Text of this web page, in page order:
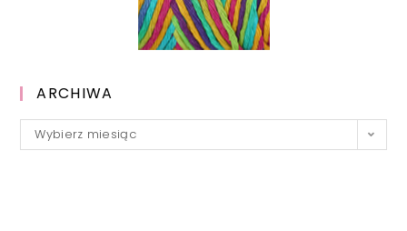
ARCHIWA
Archiwa
Wybierz miesiąc